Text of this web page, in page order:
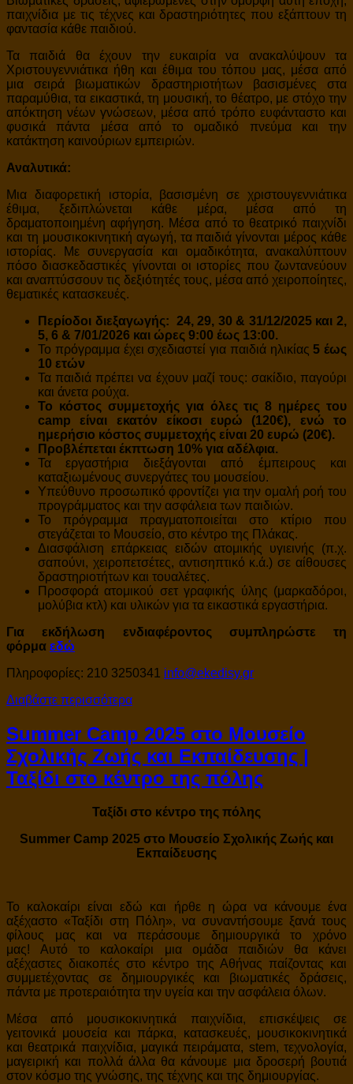
παιχνίδια με τις τέχνες και δραστηριότητες που εξάπτουν τη
φαντασία κάθε παιδιού.
Τα παιδιά θα έχουν την ευκαιρία να ανακαλύψουν τα
Χριστουγεννιάτικα ήθη και έθιμα του τόπου μας, μέσα από
μια σειρά βιωματικών δραστηριοτήτων βασισμένες στα
παραμύθια, τα εικαστικά, τη μουσική, το θέατρο, με στόχο την
απόκτηση νέων γνώσεων, μέσα από τρόπο ευφάνταστο και
φυσικά πάντα μέσα από το ομαδικό πνεύμα και την
κατάκτηση καινούριων εμπειριών.
Αναλυτικά:
Μια διαφορετική ιστορία, βασισμένη σε χριστουγεννιάτικα
έθιμα, ξεδιπλώνεται κάθε μέρα, μέσα από τη
δραματοποιημένη αφήγηση. Μέσα από το θεατρικό παιχνίδι
και τη μουσικοκινητική αγωγή, τα παιδιά γίνονται μέρος κάθε
ιστορίας. Με συνεργασία και ομαδικότητα, ανακαλύπτουν
πόσο διασκεδαστικές γίνονται οι ιστορίες που ζωντανεύουν
και αναπτύσσουν τις δεξιότητές τους, μέσα από χειροποίητες,
θεματικές κατασκευές.
Περίοδοι διεξαγωγής: 24, 29, 30 & 31/12/2025και 2,
5, 6 & 7/01/2026 και ώρες 9:00 έως 13:00.
Το πρόγραμμα έχει σχεδιαστεί για παιδιά ηλικίας 5 έως
10 ετών
Τα παιδιά πρέπει να έχουν μαζί τους: σακίδιο, παγούρι
και άνετα ρούχα.
Το κόστος συμμετοχής για όλες τις 8 ημέρες του
camp είναι εκατόν είκοσι ευρώ (120€), ενώ το
ημερήσιο κόστος συμμετοχής είναι 20 ευρώ (20€).
Προβλέπεται έκπτωση 10% για αδέλφια.
Τα εργαστήρια διεξάγονται από έμπειρους και
καταξιωμένους συνεργάτες του μουσείου.
Υπεύθυνο προσωπικό φροντίζει για την ομαλή ροή του
προγράμματος και την ασφάλεια των παιδιών.
Το πρόγραμμα πραγματοποιείται στο κτίριο που
στεγάζεται το Μουσείο, στο κέντρο της Πλάκας.
Διασφάλιση επάρκειας ειδών ατομικής υγιεινής (π.χ.
σαπούνι, χειροπετσέτες, αντισηπτικό κ.ά.) σε αίθουσες
δραστηριοτήτων και τουαλέτες.
Προσφορά ατομικού σετ γραφικής ύλης (μαρκαδόροι,
μολύβια κτλ) και υλικών για τα εικαστικά εργαστήρια.
Για εκδήλωση ενδιαφέροντος συμπληρώστε τη
φόρμα εδώ
Πληροφορίες: 210 3250341 info@ekedisy.gr
Διαβάστε περισσότερα
Summer Camp 2025 στο Μουσείο
Σχολικής Ζωής και Εκπαίδευσης |
Ταξίδι στο κέντρο της πόλης
Ταξίδι στο κέντρο της πόλης
Summer Camp 2025 στο Μουσείο Σχολικής Ζωής και
Εκπαίδευσης
Το καλοκαίρι είναι εδώ και ήρθε η ώρα να κάνουμε ένα
αξέχαστο «Ταξίδι στη Πόλη», να συναντήσουμε ξανά τους
φίλους μας και να περάσουμε δημιουργικά το χρόνο
μας! Αυτό το καλοκαίρι μια ομάδα παιδιών θα κάνει
αξέχαστες διακοπές στο κέντρο της Αθήνας παίζοντας και
συμμετέχοντας σε δημιουργικές και βιωματικές δράσεις,
πάντα με προτεραιότητα την υγεία και την ασφάλεια όλων.
Μέσα από μουσικοκινητικά παιχνίδια, επισκέψεις σε
γειτονικά μουσεία και πάρκα, κατασκευές, μουσικοκινητικά
και θεατρικά παιχνίδια, μαγικά πειράματα, stem, τεχνολογία,
μαγειρική και πολλά άλλα θα κάνουμε μια δροσερή βουτιά
στον κόσμο της γνώσης, της τέχνης και της δημιουργίας.